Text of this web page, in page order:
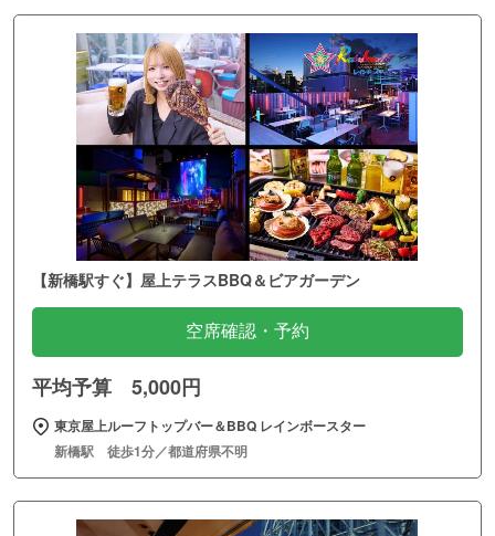
【新橋駅すぐ】屋上テラスBBQ＆ビアガーデン
空席確認・予約
平均予算 5,000円
東京屋上ルーフトップバー＆BBQ レインボースター
新橋駅 徒歩1分／都道府県不明